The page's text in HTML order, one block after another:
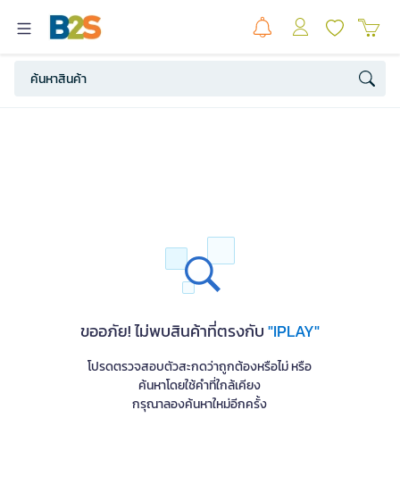
ขออภัย! ไม่พบสินค้าที่ตรงกับ"IPLAY"
โปรดตรวจสอบตัวสะกดว่าถูกต้องหรือไม่ หรือ
ค้นหาโดยใช้คำที่ใกล้เคียง
กรุณาลองค้นหาใหม่อีกครั้ง